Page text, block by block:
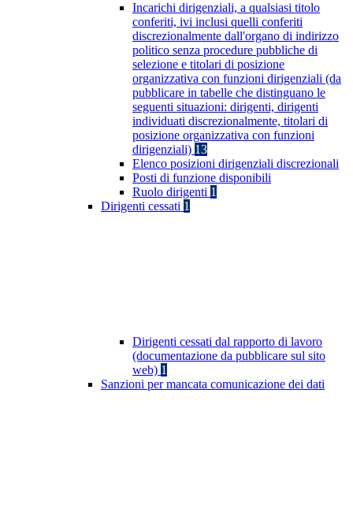
Incarichi dirigenziali, a qualsiasi titolo
conferiti, ivi inclusi quelli conferiti
discrezionalmente dall'organo di indirizzo
politico senza procedure pubbliche di
selezione e titolari di posizione
organizzativa con funzioni dirigenziali (da
pubblicare in tabelle che distinguano le
seguenti situazioni: dirigenti, dirigenti
individuati discrezionalmente, titolari di
posizione organizzativa con funzioni
dirigenziali) 13
Elenco posizioni dirigenziali discrezionali
Posti di funzione disponibili
Ruolo dirigenti 1
Dirigenti cessati 1
Dirigenti cessati dal rapporto di lavoro
(documentazione da pubblicare sul sito
web) 1
Sanzioni per mancata comunicazione dei dati